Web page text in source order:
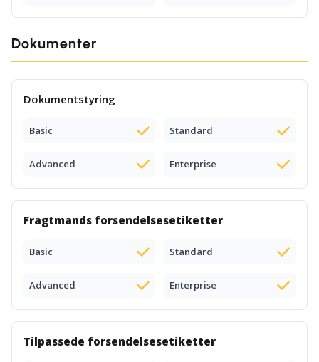
Dokumenter
Dokumentstyring
Basic Standard
Advanced Enterprise
Fragtmands forsendelsesetiketter
Basic Standard
Advanced Enterprise
Tilpassede forsendelsesetiketter